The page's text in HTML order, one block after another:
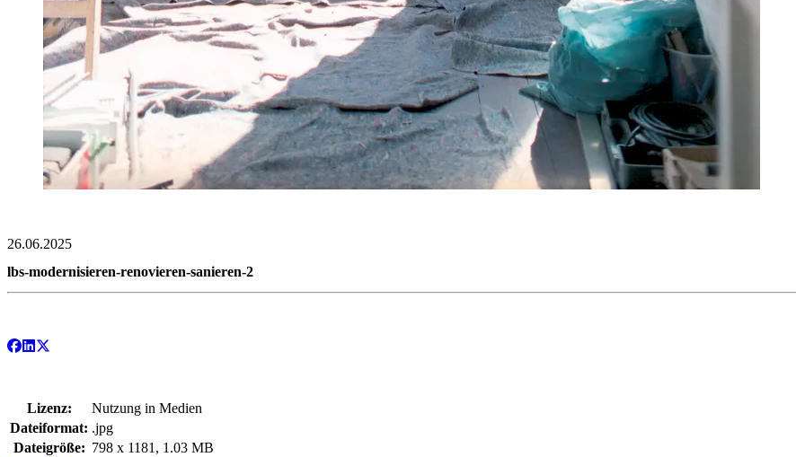
26.06.2025
lbs-modernisieren-renovieren-sanieren-2
Lizenz:
Nutzung in Medien
Dateiformat: .jpg
Dateigröße: 798 x 1181, 1.03 MB